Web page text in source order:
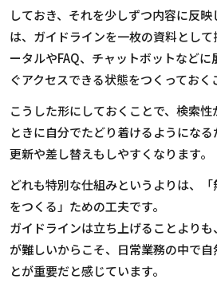
しておき、それを少しずつ内容に反
は、ガイドラインを一枚の資料とし
ータルやFAQ、チャットボットなど
ぐアクセスできる状態をつくっておく
こうした形にしておくことで、検索
ときに自分でたどり着けるようにな
更新や差し替えもしやすくなります。
どれも特別な仕組みというよりは、
をつくる」ための工夫です。
ガイドラインは立ち上げることより
が難しいからこそ、日常業務の中で
とが重要だと感じています。